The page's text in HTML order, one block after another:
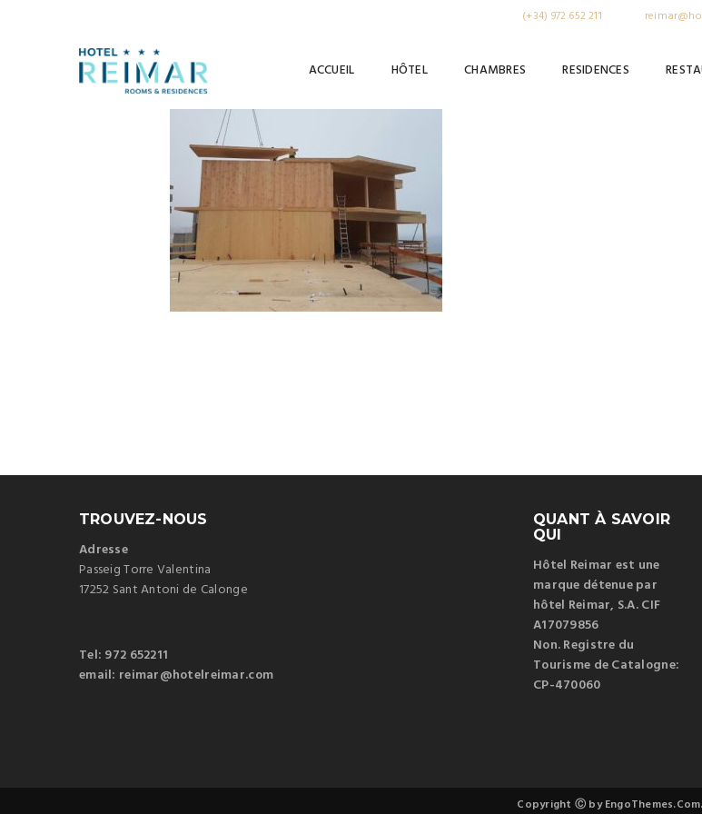
(+34) 972 652 211
ACCUEIL HÔTEL CHAMBRES RESIDENCES
TROUVEZ-NOUS
Adresse
Passeig Torre Valentina
17252 Sant Antoni de Calonge
Tel: 972 652211
email: reimar@hotelreimar.com
QUANT À SAVOIR
QUI
Hôtel Reimar est une
marque détenue par
hôtel Reimar, S.A. CIF
A17079856
Non. Registre du
Tourisme de Catalogne:
CP-470060
Copyright Ⓒ by EngoThemes.Com.